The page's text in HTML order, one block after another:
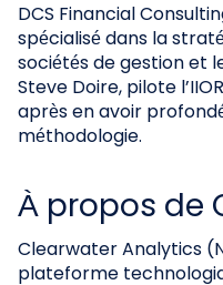
DCS Financial
spécialisé dans la
sociétés de gestion et
Steve Doire, pilote
après en avoir
méthodologie.
À propos de
Clearwater Analytics
plateforme